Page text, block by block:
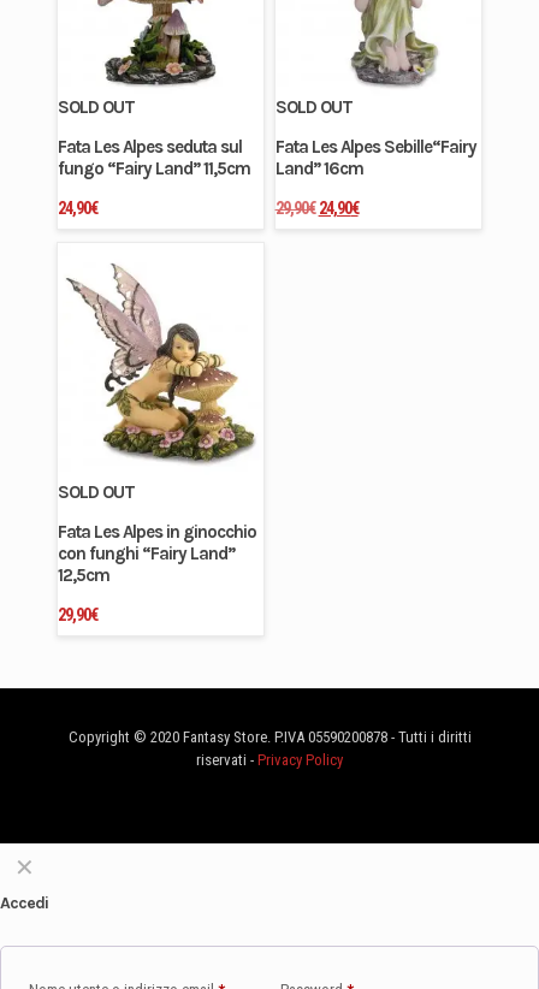
SOLD OUT
Fata Les Alpes seduta sul
fungo “Fairy Land” 11,5cm
24,90€
SOLD OUT
Fata Les Alpes Sebille“Fairy
Land” 16cm
29,90€ Il24,90€Il
SOLD OUT
Fata Les Alpes in ginocchio
con funghi “Fairy Land”
12,5cm
29,90€
Copyright © 2020 Fantasy Store. P.IVA 05590200878 - Tutti i diritti
riservati - Privacy Policy
✕
Accedi